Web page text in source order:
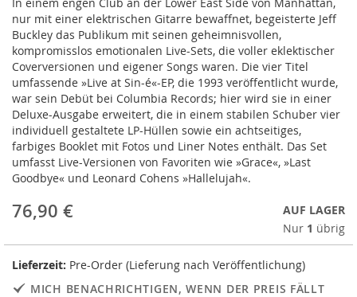
the
images
gallery
nur mit einer elektrischen Gitarre bewaffnet, begeisterte Jeff
Buckley das Publikum mit seinen geheimnisvollen,
kompromisslos emotionalen Live-Sets, die voller eklektischer
Coverversionen und eigener Songs waren. Die vier Titel
umfassende »Live at Sin-é«-EP, die 1993 veröffentlicht wurde,
war sein Debüt bei Columbia Records; hier wird sie in einer
Deluxe-Ausgabe erweitert, die in einem stabilen Schuber vier
individuell gestaltete LP-Hüllen sowie ein achtseitiges,
farbiges Booklet mit Fotos und Liner Notes enthält. Das Set
umfasst Live-Versionen von Favoriten wie »Grace«, »Last
Goodbye« und Leonard Cohens »Hallelujah«.
76,90 €
AUF LAGER
Nur 1 übrig
Lieferzeit: Pre-Order (Lieferung nach Veröffentlichung)
MICH BENACHRICHTIGEN, WENN DER PREIS FÄLLT